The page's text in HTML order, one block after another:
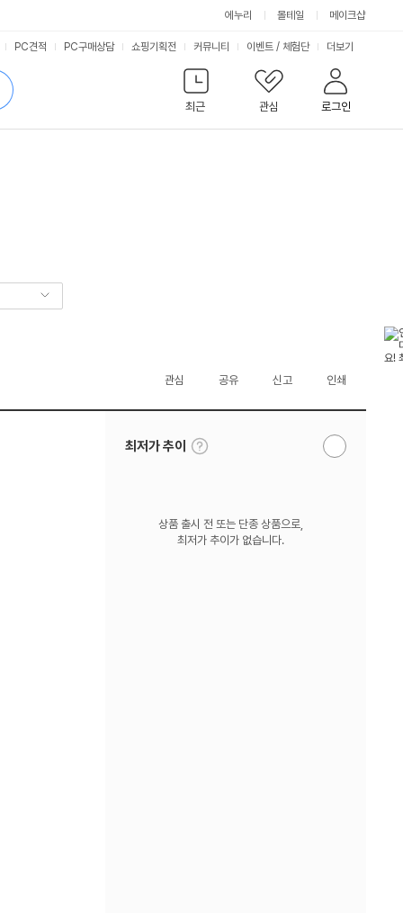
에누리 몰테일 메이크샵
최근
관심 로그인
PC견적 PC구매상담 쇼핑기획전 커뮤니티 이벤트 / 체험단 서
비
스
더보기
관심 공유 신고 인쇄
최저가 추이
툴
팁
알
상품 출시 전 또는 단종 상품으로,
최저가 추이가 없습니다.